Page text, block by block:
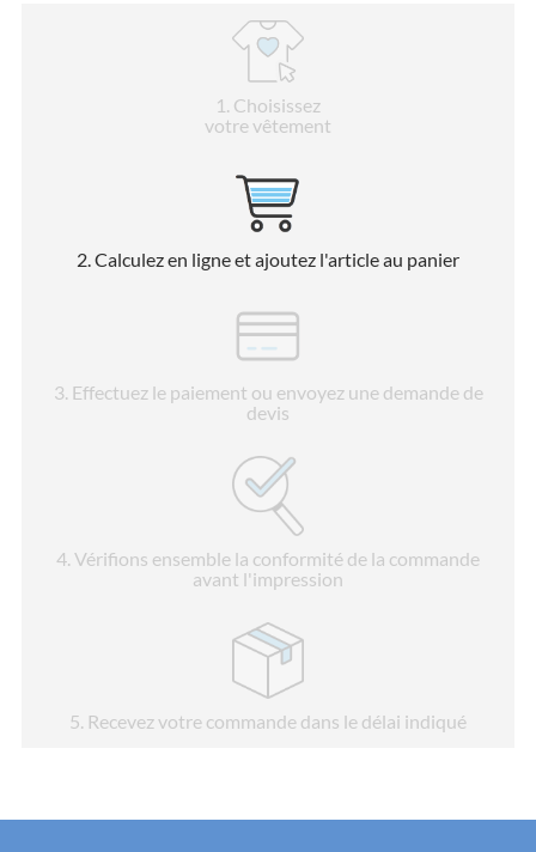
1 . Choisissez
votre vêtement
2. Calculez en ligne et ajoutez l'article au panier
3. Effectuez le paiement ou envoyez une demande de
devis
4. Vérifions ensemble la conformité de la commande
avant l'impression
5. Recevez votre commande dans le délai indiqué